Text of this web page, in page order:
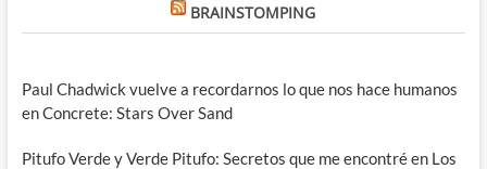
BRAINSTOMPING
Paul Chadwick vuelve a recordarnos lo que nos hace humanos
en Concrete: Stars Over Sand
Pitufo Verde y Verde Pitufo: Secretos que me encontré en Los